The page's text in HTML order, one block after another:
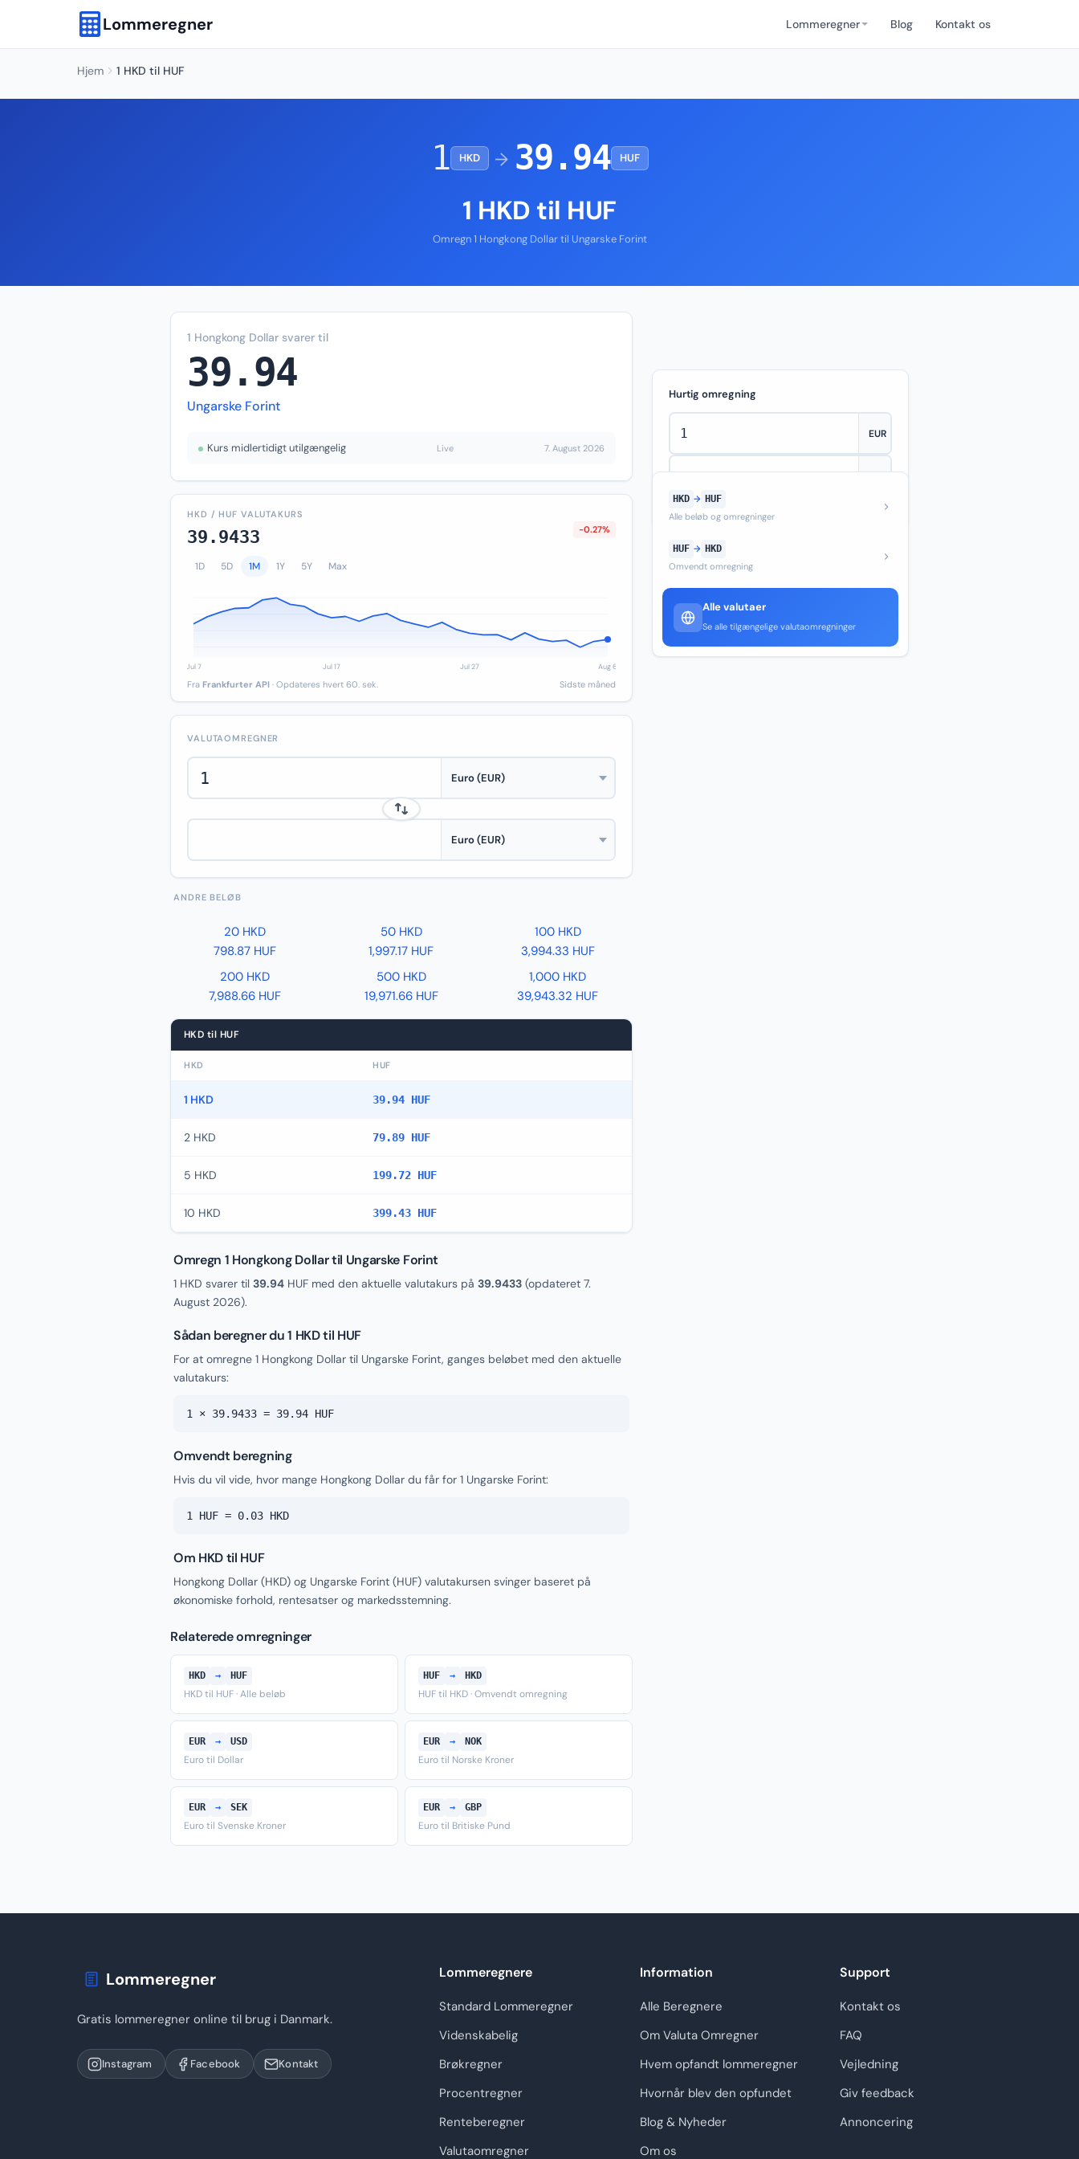
Lommeregner Lommeregner Blog Kontakt os
Hjem 1 HKD til HUF
1 HKD → 39.94 HUF
1 HKD til HUF
Omregn 1 Hongkong Dollar til Ungarske Forint
1 Hongkong Dollar svarer til
39.94
Ungarske Forint
Kurs midlertidigt utilgængelig Live 7. August 2026
HKD / HUF VALUTAKURS
39.9433 -0.27%
1D 5D 1M 1Y 5Y Max
Fra Frankfurter API · Opdateres hvert 60. sek. Sidste måned
VALUTAOMREGNER
ANDRE BELØB
20 HKD
798.87 HUF
50 HKD
1,997.17 HUF
100 HKD
3,994.33 HUF
200 HKD
7,988.66 HUF
500 HKD
19,971.66 HUF
1,000 HKD
39,943.32 HUF
HKD til HUF
HKD HUF
1 HKD 39.94 HUF
2 HKD 79.89 HUF
5 HKD 199.72 HUF
10 HKD 399.43 HUF
Omregn 1 Hongkong Dollar til Ungarske Forint
1 HKD svarer til 39.94 HUF med den aktuelle valutakurs på 39.9433 (opdateret 7.
August 2026).
Sådan beregner du 1 HKD til HUF
For at omregne 1 Hongkong Dollar til Ungarske Forint, ganges beløbet med den aktuelle
valutakurs:
1 × 39.9433 = 39.94 HUF
Omvendt beregning
Hvis du vil vide, hvor mange Hongkong Dollar du får for 1 Ungarske Forint:
1 HUF = 0.03 HKD
Om HKD til HUF
Hongkong Dollar (HKD) og Ungarske Forint (HUF) valutakursen svinger baseret på
økonomiske forhold, rentesatser og markedsstemning.
Relaterede omregninger
HKD → HUF
HKD til HUF · Alle beløb
HUF → HKD
HUF til HKD · Omvendt omregning
EUR → USD
Euro til Dollar
EUR → NOK
Euro til Norske Kroner
EUR → SEK
Euro til Svenske Kroner
EUR → GBP
Euro til Britiske Pund
Hurtig omregning
HKD → HUF
Alle beløb og omregninger
HUF → HKD
Omvendt omregning
Alle valutaer
Se alle tilgængelige valutaomregninger
Lommeregner
Gratis lommeregner online til brug i Danmark.
Instagram Facebook Kontakt
Lommeregnere
Standard Lommeregner
Videnskabelig
Brøkregner
Procentregner
Renteberegner
Valutaomregner
Information
Alle Beregnere
Om Valuta Omregner
Hvem opfandt lommeregner
Hvornår blev den opfundet
Blog & Nyheder
Om os
Support
Kontakt os
FAQ
Vejledning
Giv feedback
Annoncering